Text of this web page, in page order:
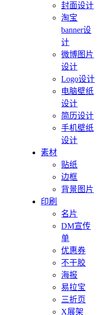
封面设计
淘宝
banner设
计
微博图片
设计
Logo设计
电脑壁纸
设计
简历设计
手机壁纸
设计
素材
贴纸
边框
背景图片
印刷
名片
DM宣传
单
优惠券
不干胶
海报
易拉宝
三折页
X展架